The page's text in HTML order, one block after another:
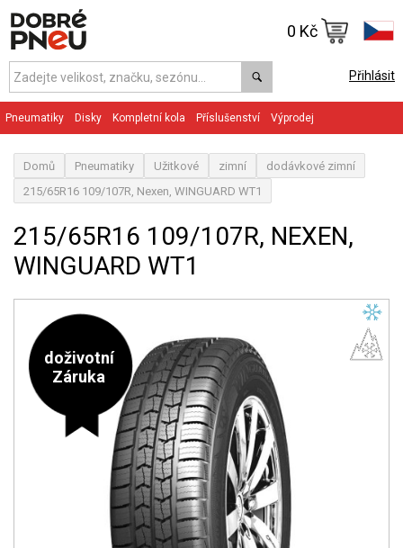
Přihlásit
0 Kč
Pneumatiky Disky Kompletní kola Příslušenství Výprodej
Domů Pneumatiky Užitkové zimní
dodávkové zimní
215/65R16 109/107R, Nexen, WINGUARD WT1
215/65R16 109/107R, NEXEN,
WINGUARD WT1
doživotní
Záruka